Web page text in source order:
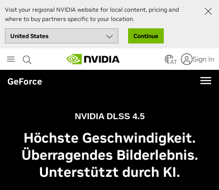
Visit your regional NVIDIA website for local content, pricing and
where to buy partners specific to your location.
Continue
to
main
content
AT Sign In
GeForce
NVIDIA DLSS 4.5
Höchste Geschwindigkeit.
Überragendes Bilderlebnis.
Unterstützt durch KI.